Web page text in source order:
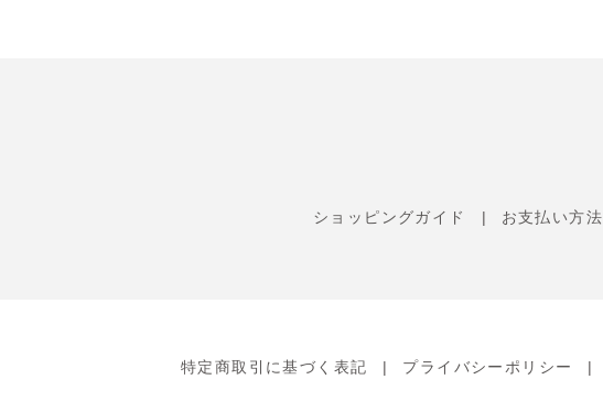
ショッピングガイド お支払い方法
特定商取引に基づく表記 プライバシーポリシー